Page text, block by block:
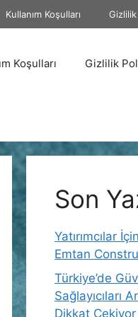
Kullanım Koşulları Gizlilik
Koşulları Gizlilik
Son
Yatırımcılar
Emtan
Türkiye’de
Sağlayıcıları
Dikkat Çekiyor